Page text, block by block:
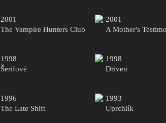
2001
The Vampire Hunters Club
2001
A Mother's
1998
Šerifové
1998
Driven
1996
The Late Shift
1993
Uprchlík